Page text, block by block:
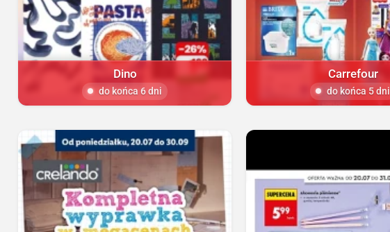
Dino
do końca 6 dni
Carrefour
do końca 5 dni